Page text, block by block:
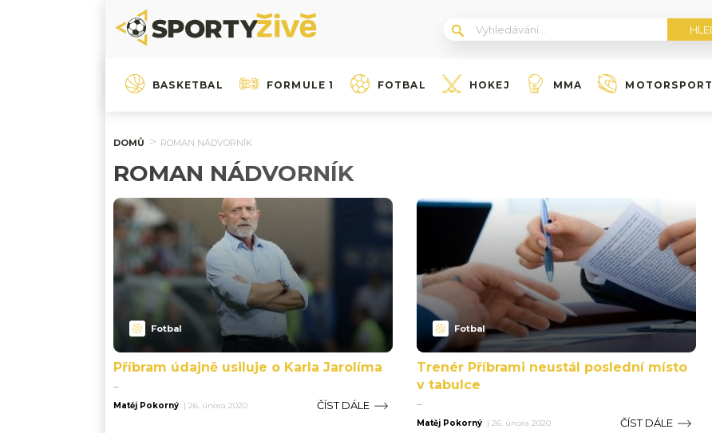
BASKETBAL FORMULE 1 FOTBAL HOKEJ MMA MOTORSPORT
DOMŮ ROMAN NÁDVORNÍK
ROMAN NÁDVORNÍK
Fotbal
Příbram údajně usiluje o Karla Jarolíma
...
Matěj Pokorný | 26. února 2020 ČÍST DÁLE
Fotbal
Trenér Příbrami neustál poslední místo
v tabulce
...
Matěj Pokorný | 26. února 2020 ČÍST DÁLE